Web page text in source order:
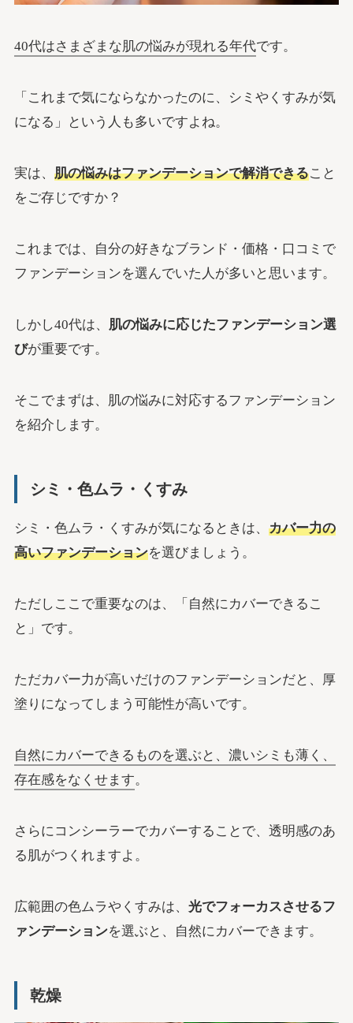
40代はさまざまな肌の悩みが現れる年代です。
「これまで気にならなかったのに、シミやくすみが気
になる」という人も多いですよね。
実は、 肌の悩みはファンデーションで解消できること
をご存じですか？
これまでは、自分の好きなブランド・価格・口コミで
ファンデーションを選んでいた人が多いと思います。
しかし40代は、 肌の悩みに応じたファンデーション選
びが重要です。
そこでまずは、肌の悩みに対応するファンデーション
を紹介します。
シミ・色ムラ・くすみ
シミ・色ムラ・くすみが気になるときは、 カバー力の
高いファンデーションを選びましょう。
ただしここで重要なのは、「自然にカバーできるこ
と」です。
ただカバー力が高いだけのファンデーションだと、厚
塗りになってしまう可能性が高いです。
自然にカバーできるものを選ぶと、濃いシミも薄く、
存在感をなくせます。
さらにコンシーラーでカバーすることで、透明感のあ
る肌がつくれますよ。
広範囲の色ムラやくすみは、 光でフォーカスさせるフ
ァンデーションを選ぶと、自然にカバーできます。
乾燥